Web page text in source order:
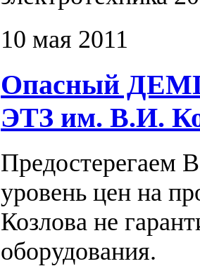
10 мая 2011
Опасный
ЭТЗ им. В.И.
Предостерегаем
уровень цен на
Козлова не
оборудования.